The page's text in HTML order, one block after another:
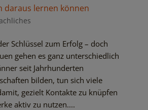
daraus lernen können
Schlüssel zum Erfolg – doch
gehen es ganz unterschiedlich
seit Jahrhunderten
bilden, tun sich viele
gezielt Kontakte zu knüpfen
aktiv zu nutzen....